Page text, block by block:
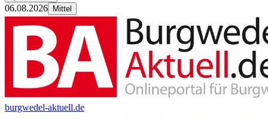
06.08.2026 Mittel
burgwedel-aktuell.de